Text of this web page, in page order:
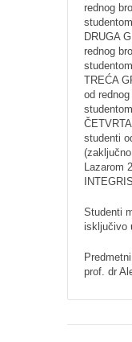
rednog
DRUGA
rednog
TREĆA
od
studenti
Lazarom
Studenti
isključivo
prof. dr